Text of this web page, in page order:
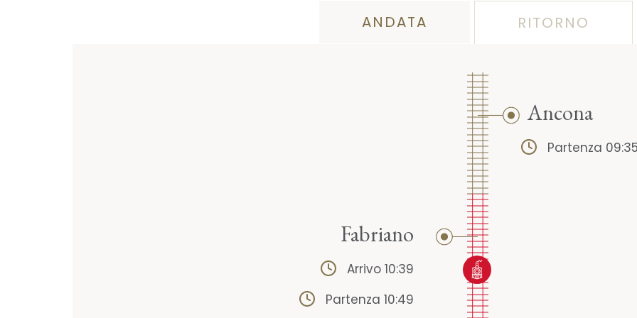
ANDATA RITORNO
Ancona
Partenza
Fabriano
Arrivo 10:39
Partenza 10:49